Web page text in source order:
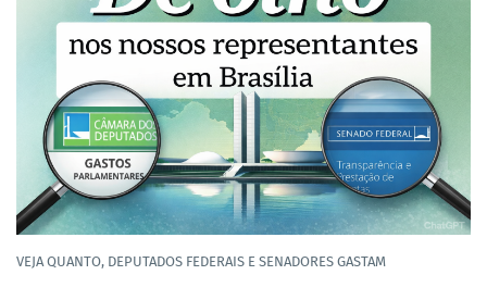
VEJA QUANTO, DEPUTADOS FEDERAIS E SENADORES GASTAM